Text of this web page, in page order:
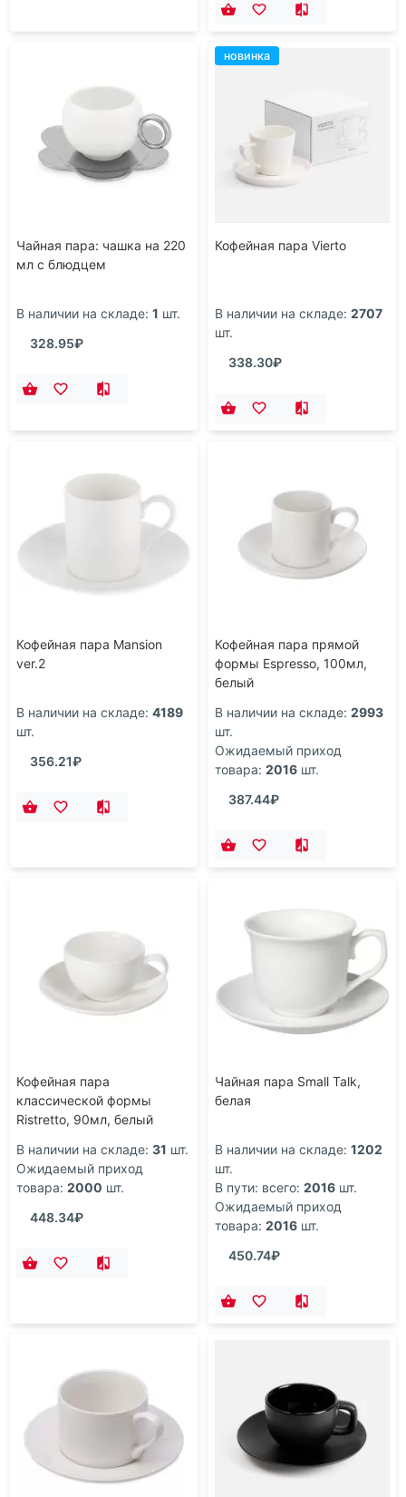
Чайная пара: чашка на 220
мл с блюдцем
В наличии на складе: 1 шт.
328.95₽
новинка
Кофейная пара Vierto
В наличии на складе: 2707
шт.
338.30₽
Кофейная пара Mansion
ver.2
В наличии на складе: 4189
шт.
356.21₽
Кофейная пара прямой
формы Espresso, 100мл,
белый
В наличии на складе: 2993
шт.
Ожидаемый приход
товара: 2016 шт.
387.44₽
Кофейная пара
классической формы
Ristretto, 90мл, белый
В наличии на складе: 31 шт.
Ожидаемый приход
товара: 2000 шт.
448.34₽
Чайная пара Small Talk,
белая
В наличии на складе: 1202
шт.
В пути: всего: 2016 шт.
Ожидаемый приход
товара: 2016 шт.
450.74₽